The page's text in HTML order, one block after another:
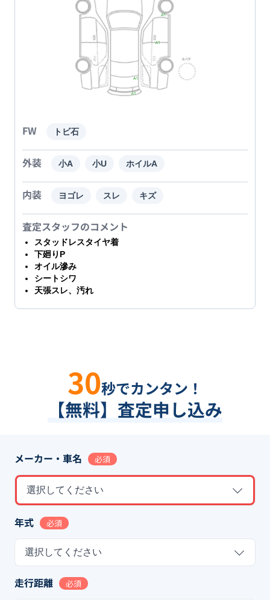
FW トビ石
外装 小A 小U ホイルA
内装 ヨゴレ スレ キズ
査定スタッフのコメント
スタッドレスタイヤ着
下廻りP
オイル滲み
シートシワ
天張スレ、汚れ
30秒でカンタン！
【無料】査定申し込み
メーカー・車名 必須
選択してください
年式 必須
選択してください
走行距離 必須